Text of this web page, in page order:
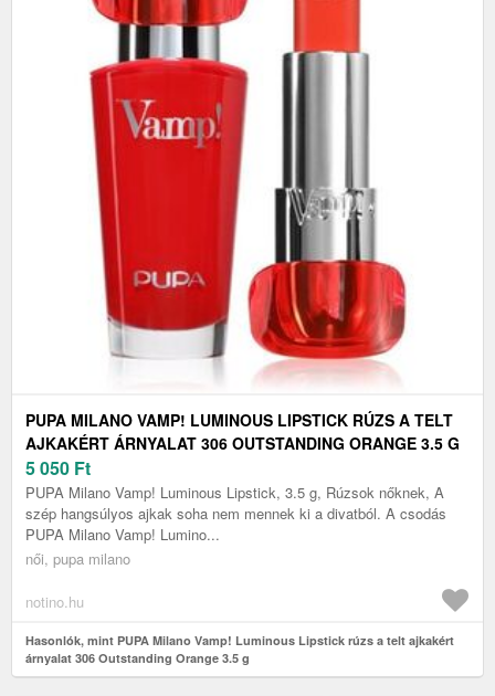
PUPA MILANO VAMP! LUMINOUS LIPSTICK RÚZS A TELT
AJKAKÉRT ÁRNYALAT 306 OUTSTANDING ORANGE 3.5 G
5 050 Ft
PUPA Milano Vamp! Luminous Lipstick, 3.5 g, Rúzsok nőknek, A
szép hangsúlyos ajkak soha nem mennek ki a divatból. A csodás
PUPA Milano Vamp! Lumino...
női, pupa milano
notino.hu
Hasonlók, mint PUPA Milano Vamp! Luminous Lipstick rúzs a telt ajkakért
árnyalat 306 Outstanding Orange 3.5 g